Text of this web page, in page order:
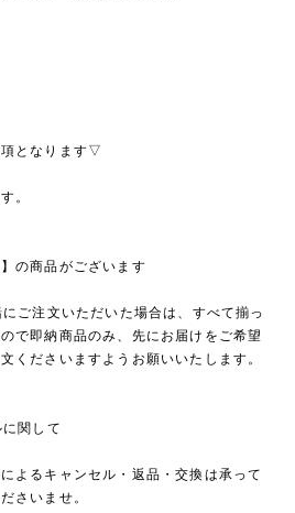
となります▽
。
の商品がございます
ご注文いただいた場合は、すべて揃っ
で即納商品のみ、先にお届けをご希望
くださいますようお願いいたします。
関して
よるキャンセル・返品・交換は承って
さいませ。